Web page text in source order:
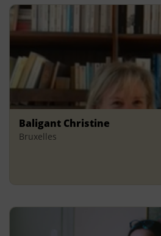
Baligant Christine
Bruxelles